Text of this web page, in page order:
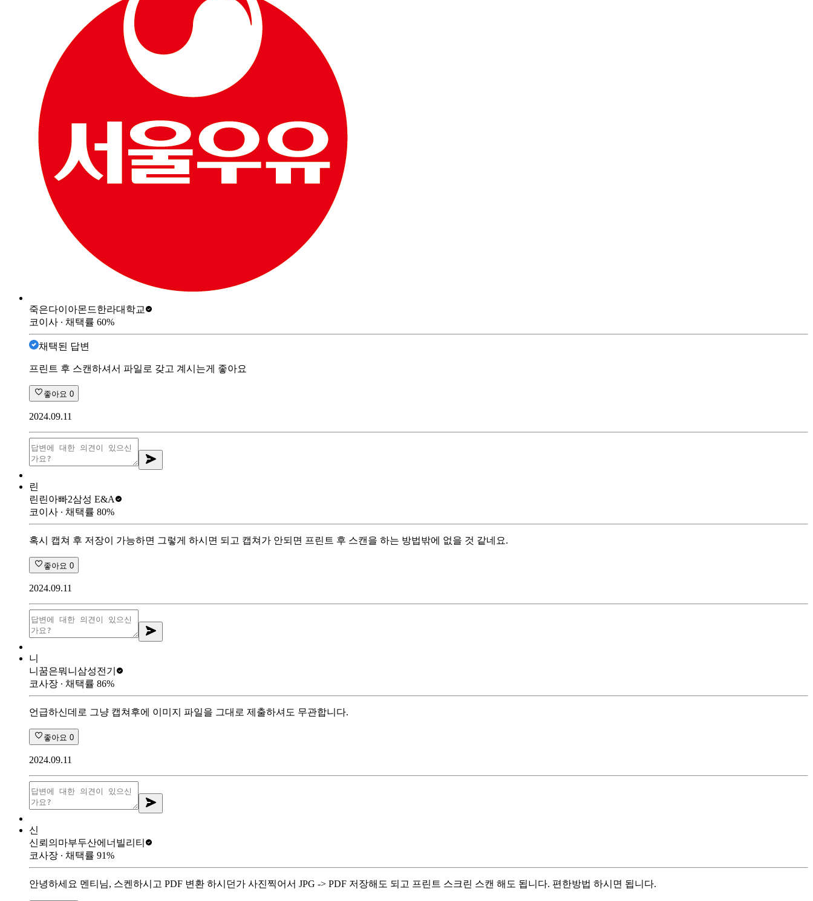
죽은다이아몬드한라대학교
코이사 ∙ 채택률 60%
채택된 답변
프린트 후 스캔하셔서 파일로 갖고 계시는게 좋아요
좋아요 0
2024.09.11
린
린린아빠2삼성 E&A
코이사 ∙ 채택률 80%
혹시 캡쳐 후 저장이 가능하면 그렇게 하시면 되고 캡쳐가 안되면 프린트 후 스캔을 하는 방법밖에 없을 것 같네요.
좋아요 0
2024.09.11
니
니꿈은뭐니 삼성전기
코사장 ∙ 채택률 86%
언급하신데로 그냥 캡쳐후에 이미지 파일을 그대로 제출하셔도 무관합니다.
좋아요 0
2024.09.11
신
신뢰의마부두산에너빌리티
코사장 ∙ 채택률 91%
안녕하세요 멘티님, 스켄하시고 PDF 변환 하시던가 사진찍어서 JPG -> PDF 저장해도 되고 프린트 스크린 스캔 해도 됩니다. 편한방법 하시면 됩니다.